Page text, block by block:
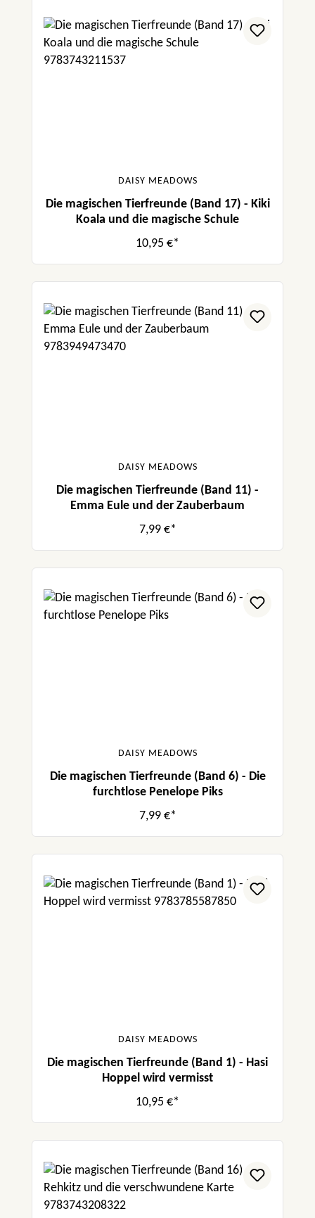
DAISY MEADOWS
Die magischen Tierfreunde (Band 17) - Kiki
Koala und die magische Schule
10,95 €*
DAISY MEADOWS
Die magischen Tierfreunde (Band 11) -
Emma Eule und der Zauberbaum
7,99 €*
DAISY MEADOWS
Die magischen Tierfreunde (Band 6) - Die
furchtlose Penelope Piks
7,99 €*
DAISY MEADOWS
Die magischen Tierfreunde (Band 1) - Hasi
Hoppel wird vermisst
10,95 €*